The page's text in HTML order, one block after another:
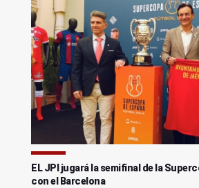
EL JPI jugará la semifinal de la
con el Barcelona